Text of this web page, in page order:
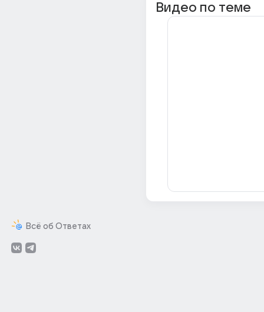
Всё об Ответах
Видео по теме